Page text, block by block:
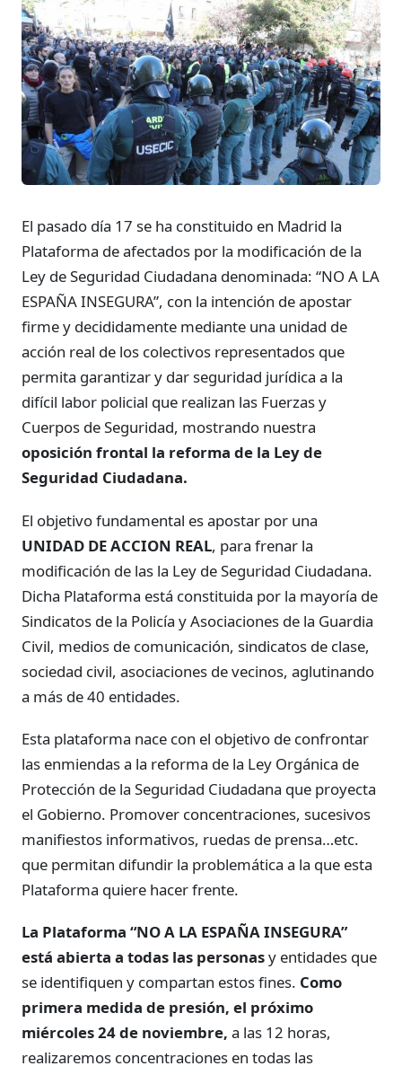
El pasado día 17 se ha constituido en Madrid la
Plataforma de afectados por la modificación de la
Ley de Seguridad Ciudadana denominada: “NO A LA
ESPAÑA INSEGURA”, con la intención de apostar
firme y decididamente mediante una unidad de
acción real de los colectivos representados que
permita garantizar y dar seguridad jurídica a la
difícil labor policial que realizan las Fuerzas y
Cuerpos de Seguridad, mostrando nuestra
oposición frontal la reforma de la Ley de
Seguridad Ciudadana.
El objetivo fundamental es apostar por una
UNIDAD DE ACCION REAL, para frenar la
modificación de las la Ley de Seguridad Ciudadana.
Dicha Plataforma está constituida por la mayoría de
Sindicatos de la Policía y Asociaciones de la Guardia
Civil, medios de comunicación, sindicatos de clase,
sociedad civil, asociaciones de vecinos, aglutinando
a más de 40 entidades.
Esta plataforma nace con el objetivo de confrontar
las enmiendas a la reforma de la Ley Orgánica de
Protección de la Seguridad Ciudadana que proyecta
el Gobierno. Promover concentraciones, sucesivos
manifiestos informativos, ruedas de prensa…etc.
que permitan difundir la problemática a la que esta
Plataforma quiere hacer frente.
La Plataforma “NO A LA ESPAÑA INSEGURA”
está abierta a todas las personasy entidades que
se identifiquen y compartan estos fines. Como
primera medida de presión, el próximo
miércoles 24 de noviembre, a las 12 horas,
realizaremos concentraciones en todas las